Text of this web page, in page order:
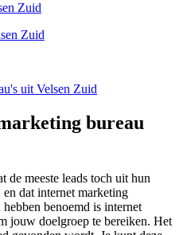
Zuid
Zuid
uit Velsen Zuid
bureau
de meeste leads toch uit hun
dat internet marketing
benoemd is internet
jouw doelgroep te bereiken. Het